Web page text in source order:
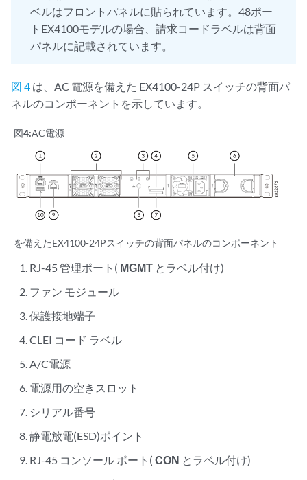
ベルはフロントパネルに貼られています。48ポー
トEX4100モデルの場合、請求コードラベルは背面
パネルに記載されています。
図 4 は、AC 電源を備えた EX4100-24P スイッチの背面パ
ネルのコンポーネントを示しています。
図4:AC電源
を備えたEX4100-24Pスイッチの背面パネルのコンポーネント
RJ-45 管理ポート( MGMT とラベル付け)
ファン モジュール
保護接地端子
CLEI コード ラベル
A/C電源
電源用の空きスロット
シリアル番号
静電放電(ESD)ポイント
RJ-45 コンソール ポート(CON とラベル付け)